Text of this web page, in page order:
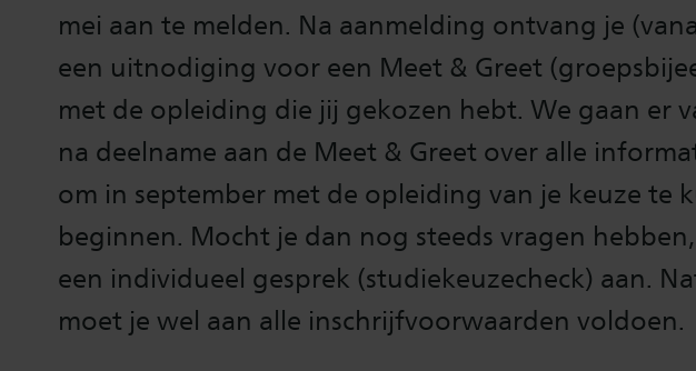
mei aan te melden. Na aanmelding ontvang je
een uitnodiging voor een Meet & Greet
met de opleiding die jij gekozen hebt. We gaan er
na deelname aan de Meet & Greet over alle
om in september met de opleiding van je keuze te
beginnen. Mocht je dan nog steeds vragen
een individueel gesprek (studiekeuzecheck) aan.
moet je wel aan alle inschrijfvoorwaarden voldoen.